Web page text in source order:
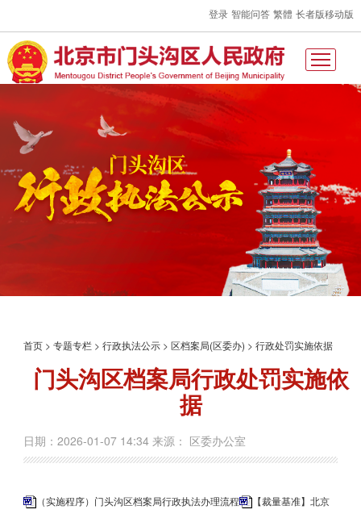
登录 智能问答 繁體 长者版移动版
首页 >专题专栏 >行政执法公示 >区档案局(区委办) >行政处罚实施依据
门头沟区档案局行政处罚实施依
据
日期：2026-01-07 14:34 来源： 区委办公室
（实施程序）门头沟区档案局行政执法办理流程
【裁量基准】北京